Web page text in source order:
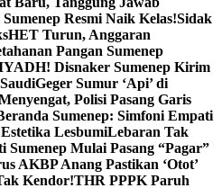
Resmi Naik Kelas!Sidak
HET Turun, Anggaran
Pangan Sumenep
Disnaker Sumenep Kirim
Geger Sumur ‘Api’ di
Polisi Pasang Garis
Sumenep: Simfoni Empati
LesbumiLebaran Tak
Sumenep Mulai Pasang “Pagar”
AKBP Anang Pastikan ‘Otot’
Kendor!THR PPPK Paruh